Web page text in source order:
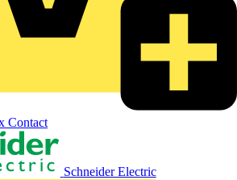
Contact
Schneider Electric